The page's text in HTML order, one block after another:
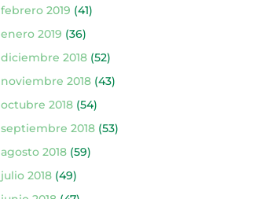
febrero 2019 (41)
enero 2019 (36)
diciembre 2018(52)
noviembre 2018(43)
octubre 2018(54)
septiembre 2018(53)
agosto 2018(59)
julio 2018(49)